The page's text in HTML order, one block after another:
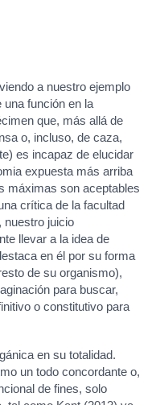
a nuestro ejemplo
una función en la
que, más allá de
o, incluso, de caza,
es incapaz de elucidar
expuesta más arriba
máximas son aceptables
crítica de la facultad
nuestro juicio
llevar a la idea de
en él por su forma
de su organismo),
para buscar,
o constitutivo para
en su totalidad.
un todo concordante o,
de fines, solo